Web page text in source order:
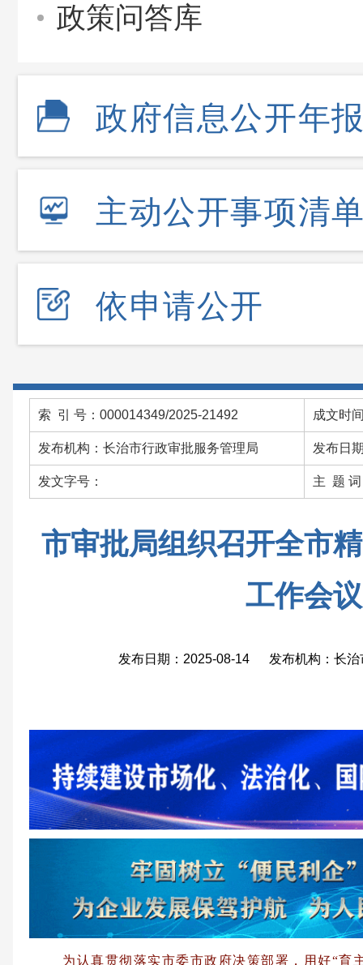
政策问答库
政府信息公开年
主动公开事项清
依申请公开
索 引 号：000014349/2025-21492 成文时
发布机构：长治市行政审批服务管理局 发布日
发文字号： 主 题 词
市审批局组织召开全市
工作会议
发布日期：2025-08-14 发布机构：长治
为认真贯彻落实市委市政府决策部署，用好“育